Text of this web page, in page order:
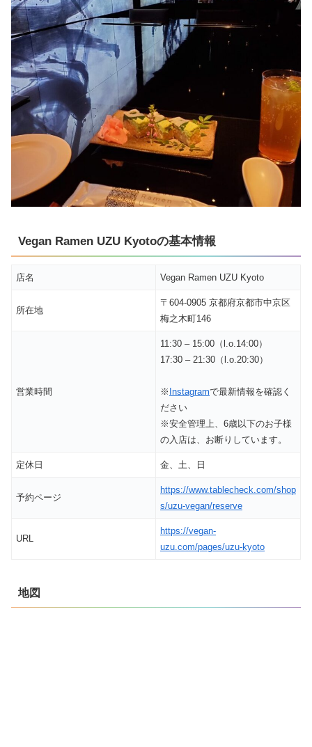
Vegan Ramen UZU Kyotoの基本情報
店名 Vegan Ramen UZU Kyoto
所在地
〒604-0905 京都府京都市中京区
梅之木町146
営業時間
11:30 – 15:00（l.o.14:00）
17:30 – 21:30（l.o.20:30）
※ Instagramで最新情報を確認く
ださい
※安全管理上、6歳以下のお子様
の入店は、お断りしています。
定休日 金、土、日
予約ページ
https://www.tablecheck.com/shop
s/uzu-vegan/reserve
URL
https://vegan-
uzu.com/pages/uzu-kyoto
地図